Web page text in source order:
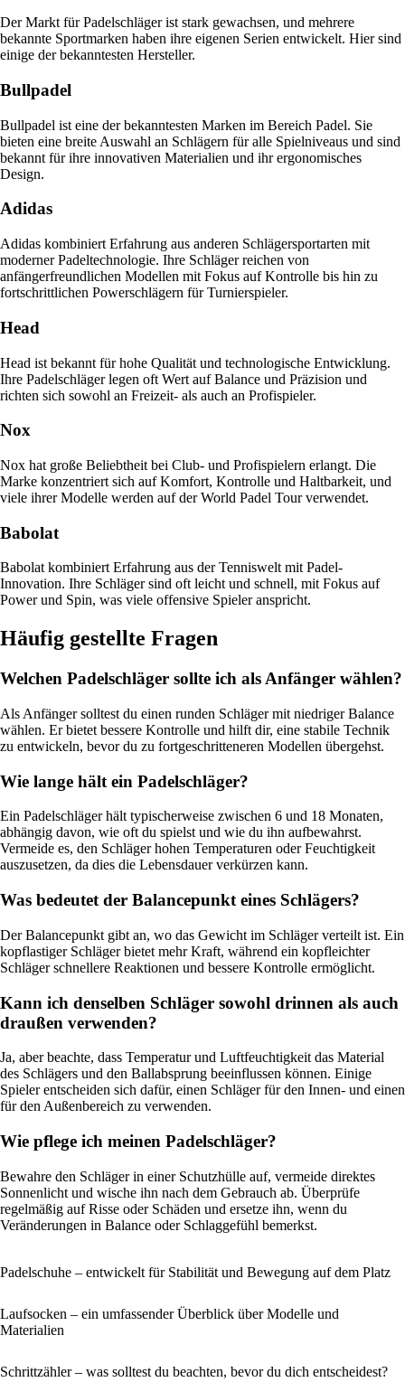
Der Markt für Padelschläger ist stark gewachsen, und mehrere
bekannte Sportmarken haben ihre eigenen Serien entwickelt. Hier sind
einige der bekanntesten Hersteller.
Bullpadel
Bullpadel ist eine der bekanntesten Marken im Bereich Padel. Sie
bieten eine breite Auswahl an Schlägern für alle Spielniveaus und sind
bekannt für ihre innovativen Materialien und ihr ergonomisches
Design.
Adidas
Adidas kombiniert Erfahrung aus anderen Schlägersportarten mit
moderner Padeltechnologie. Ihre Schläger reichen von
anfängerfreundlichen Modellen mit Fokus auf Kontrolle bis hin zu
fortschrittlichen Powerschlägern für Turnierspieler.
Head
Head ist bekannt für hohe Qualität und technologische Entwicklung.
Ihre Padelschläger legen oft Wert auf Balance und Präzision und
richten sich sowohl an Freizeit- als auch an Profispieler.
Nox
Nox hat große Beliebtheit bei Club- und Profispielern erlangt. Die
Marke konzentriert sich auf Komfort, Kontrolle und Haltbarkeit, und
viele ihrer Modelle werden auf der World Padel Tour verwendet.
Babolat
Babolat kombiniert Erfahrung aus der Tenniswelt mit Padel-
Innovation. Ihre Schläger sind oft leicht und schnell, mit Fokus auf
Power und Spin, was viele offensive Spieler anspricht.
Häufig gestellte Fragen
Welchen Padelschläger sollte ich als Anfänger wählen?
Als Anfänger solltest du einen runden Schläger mit niedriger Balance
wählen. Er bietet bessere Kontrolle und hilft dir, eine stabile Technik
zu entwickeln, bevor du zu fortgeschritteneren Modellen übergehst.
Wie lange hält ein Padelschläger?
Ein Padelschläger hält typischerweise zwischen 6 und 18 Monaten,
abhängig davon, wie oft du spielst und wie du ihn aufbewahrst.
Vermeide es, den Schläger hohen Temperaturen oder Feuchtigkeit
auszusetzen, da dies die Lebensdauer verkürzen kann.
Was bedeutet der Balancepunkt eines Schlägers?
Der Balancepunkt gibt an, wo das Gewicht im Schläger verteilt ist. Ein
kopflastiger Schläger bietet mehr Kraft, während ein kopfleichter
Schläger schnellere Reaktionen und bessere Kontrolle ermöglicht.
Kann ich denselben Schläger sowohl drinnen als auch
draußen verwenden?
Ja, aber beachte, dass Temperatur und Luftfeuchtigkeit das Material
des Schlägers und den Ballabsprung beeinflussen können. Einige
Spieler entscheiden sich dafür, einen Schläger für den Innen- und einen
für den Außenbereich zu verwenden.
Wie pflege ich meinen Padelschläger?
Bewahre den Schläger in einer Schutzhülle auf, vermeide direktes
Sonnenlicht und wische ihn nach dem Gebrauch ab. Überprüfe
regelmäßig auf Risse oder Schäden und ersetze ihn, wenn du
Veränderungen in Balance oder Schlaggefühl bemerkst.
Padelschuhe – entwickelt für Stabilität und Bewegung auf dem Platz
Laufsocken – ein umfassender Überblick über Modelle und
Materialien
Schrittzähler – was solltest du beachten, bevor du dich entscheidest?